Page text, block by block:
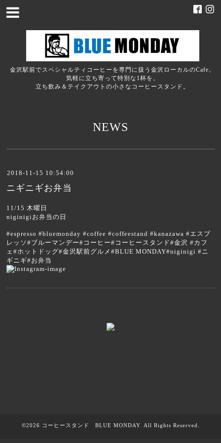
金沢駅前でスペシャルティコーヒーを専門に扱う金沢ローカルのCafe。
気軽に立ち寄って特別な1杯を。
立ち飲み＆テイクアウトの小さなコーヒースタンド。
NEWS
2018-11-15 10:54:00
ニギニギお弁当
11/15 木曜日
niginigiお弁当の日
#espresso #bluemonday #coffee #coffeestand #kanazawa #エスプ
レッソ#ブルーマンデー#コーヒー#コーヒースタンド#金沢 #カフ
ェ#ホットドッグ#金沢駅前グルメ#BLUE MONDAY#niginigi #ニ
ギニギ#お弁当
©2026 コーヒースタンド BLUE MONDAY. All Rights Reserved.